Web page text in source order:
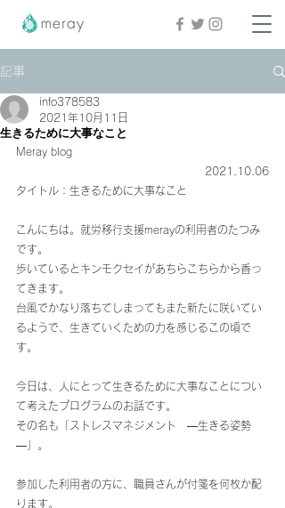
記事
生きるために大事なこと
info378583
2021年10月11日
Meray blog
2021.10.06
タイトル：生きるために大事なこと
こんにちは。就労移行支援merayの利用者のたつみ
です。
歩いているとキンモクセイがあちらこちらから香っ
てきます。
台風でかなり落ちてしまってもまた新たに咲いてい
るようで、生きていくための力を感じるこの頃で
す。
今日は、人にとって生きるために大事なことについ
て考えたプログラムのお話です。
その名も「ストレスマネジメント　―生きる姿勢
―」。
参加した利用者の方に、職員さんが付箋を何枚か配
ります。